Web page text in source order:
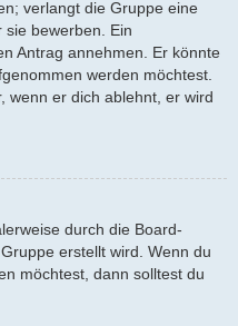
verlangt die Gruppe eine
sie bewerben. Ein
Antrag annehmen. Er könnte
werden möchtest.
wenn er dich ablehnt, er wird
durch die Board-
erstellt wird. Wenn du
möchtest, dann solltest du